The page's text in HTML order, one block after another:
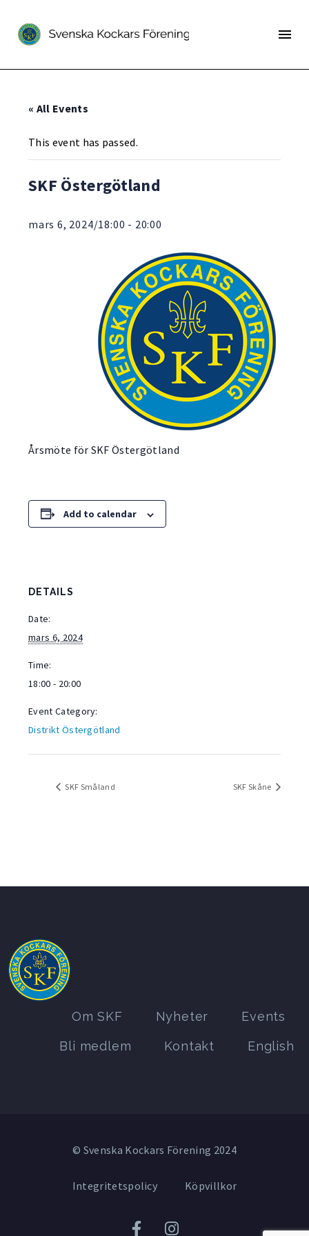
« All Events
This event has passed.
SKF Östergötland
mars 6, 2024/18:00 - 20:00
Årsmöte för SKF Östergötland
Add to calendar
DETAILS
Date:
mars 6, 2024
Time:
18:00 - 20:00
Event Category:
Distrikt Östergötland
SKF Småland SKF Skåne
Om SKF Nyheter Events
Bli medlem Kontakt English
© Svenska Kockars Förening 2024
Integritetspolicy Köpvillkor